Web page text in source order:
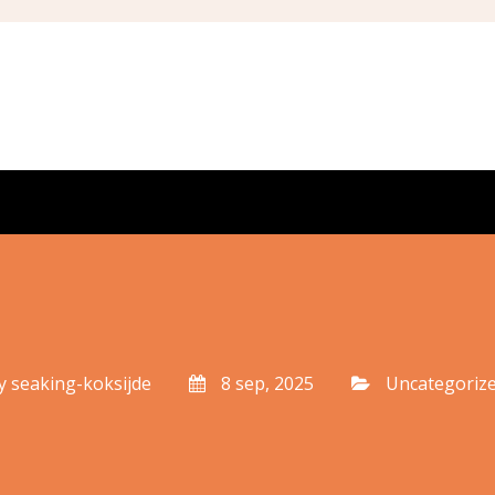
seaking-koksijde 8 sep, 2025